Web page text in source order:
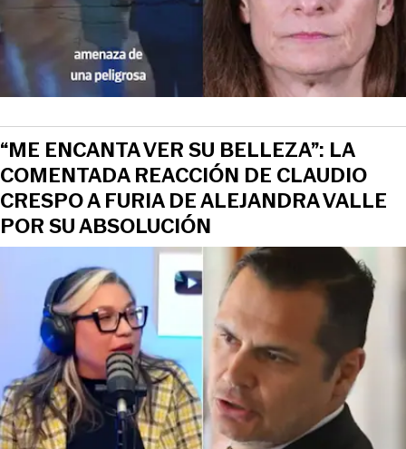
“ME ENCANTA VER SU BELLEZA”: LA
COMENTADA REACCIÓN DE CLAUDIO
CRESPO A FURIA DE ALEJANDRA VALLE
POR SU ABSOLUCIÓN